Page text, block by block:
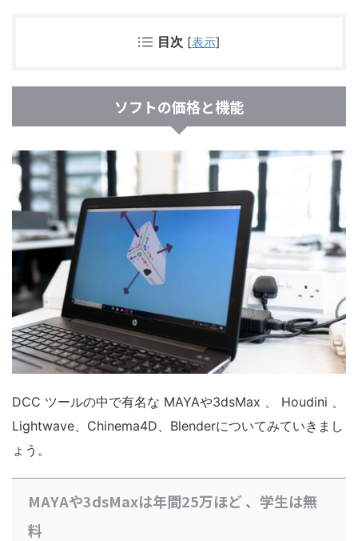
目次 [表示]
ソフトの価格と機能
DCC ツールの中で有名な MAYAや3dsMax 、 Houdini 、
Lightwave、Chinema4D、Blenderについてみていきまし
ょう。
MAYAや3dsMaxは年間25万ほど 、学生は無
料